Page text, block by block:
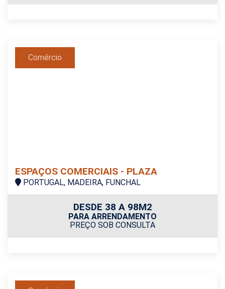
Comércio
ESPAÇOS COMERCIAIS - PLAZA
PORTUGAL, MADEIRA, FUNCHAL
DESDE 38 A 98M2
PARA ARRENDAMENTO
PREÇO SOB CONSULTA